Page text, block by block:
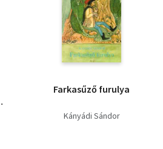
Farkasűző furulya
Kányádi Sándor